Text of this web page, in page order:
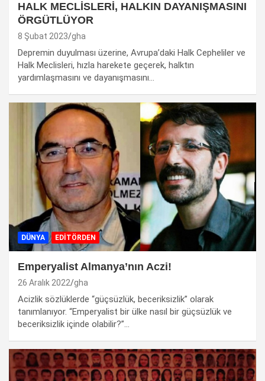
HALK MECLİSLERİ, HALKIN DAYANIŞMASINI
ÖRGÜTLÜYOR
8 Şubat 2023 gha
Depremin duyulması üzerine, Avrupa’daki Halk Cepheliler ve
Halk Meclisleri, hızla harekete geçerek, halktın
yardımlaşmasını ve dayanışmasını…
DÜNYA EDİTÖRDEN
Emperyalist Almanya’nın Aczi!
26 Aralık 2022 gha
Acizlik sözlüklerde “güçsüzlük, beceriksizlik” olarak
tanımlanıyor. “Emperyalist bir ülke nasıl bir güçsüzlük ve
beceriksizlik içinde olabilir?”…